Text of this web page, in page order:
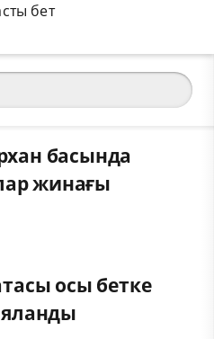
басында
жинағы
осы бетке